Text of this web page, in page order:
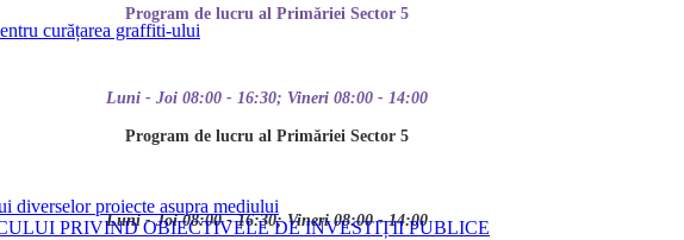
curățarea graffiti-ului
Program de lucru al Primăriei Sector 5
Luni - Joi 08:00 - 16:30; Vineri 08:00 - 14:00
Program de lucru al Primăriei Sector 5
Luni - Joi 08:00 - 16:30; Vineri 08:00 - 14:00
diverselor proiecte asupra mediului
PRIVIND OBIECTIVELE DE INVESTIȚII PUBLICE